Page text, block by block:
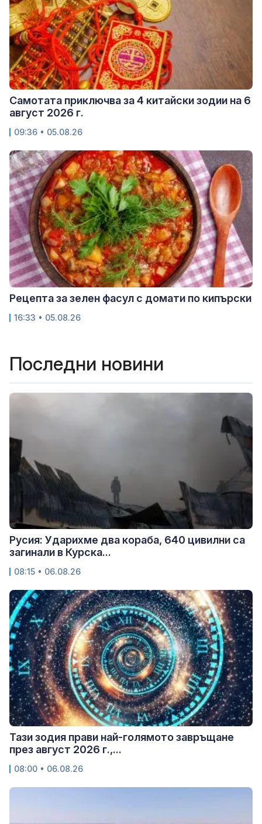
Самотата приключва за 4 китайски зодии на 6
август 2026 г.
09:36 • 05.08.26
Рецепта за зелен фасул с домати по кипърски
16:33 • 05.08.26
Последни новини
Русия: Ударихме два кораба, 640 цивилни са
загинали в Курска...
08:15 • 06.08.26
Тази зодия прави най-голямото завръщане
през август 2026 г.,...
08:00 • 06.08.26